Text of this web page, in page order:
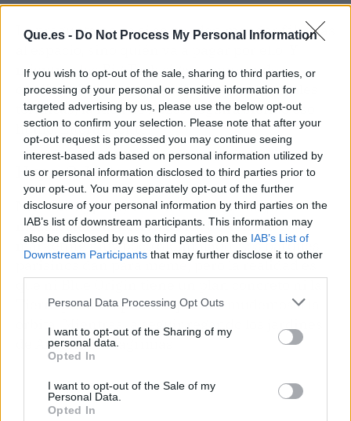
Que.es - Do Not Process My Personal Information
If you wish to opt-out of the sale, sharing to third parties, or
processing of your personal or sensitive information for
targeted advertising by us, please use the below opt-out
section to confirm your selection. Please note that after your
opt-out request is processed you may continue seeing
interest-based ads based on personal information utilized by
us or personal information disclosed to third parties prior to
your opt-out. You may separately opt-out of the further
disclosure of your personal information by third parties on the
IAB’s list of downstream participants. This information may
also be disclosed by us to third parties on the IAB’s List of
Downstream Participants that may further disclose it to other
Personal Data Processing Opt Outs
I want to opt-out of the Sharing of my
personal data.
Opted In
I want to opt-out of the Sale of my
Personal Data.
Opted In
La pregunta no es si se pueden mandar fábricas
mientras las Big Tech sigan comprando
créditos de carbono y pidiendo más centrales
térmicas, la idea de Bezos seguirá siendo eso:
humo. Literalmente.
Hype-O-Meter
Nivel de hype: 3/10.Una ocurrencia que
mezcla ciencia ficción de los 50 con un
marketing muy poco disimulado. Los parques
parisinos dan para meme, pero la realidad es
Tierra puede esperar a que nos mudemos a la
órbita. Mientras, a seguir regando los jardines
de Aragón con lágrimas.